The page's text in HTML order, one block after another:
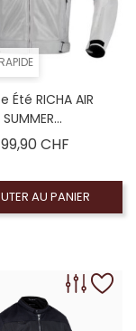
Été RICHA AIR
SUMMER...
CHF
AU PANIER